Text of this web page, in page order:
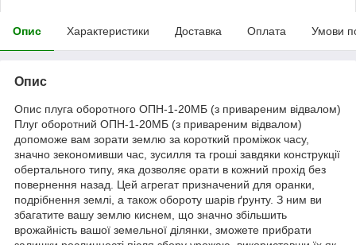
Опис Характеристики Доставка Оплата Умови
Опис
Опис плуга оборотного ОПН-1-20МБ (з привареним відвалом)
Плуг оборотний ОПН-1-20МБ (з привареним відвалом)
допоможе вам зорати землю за короткий проміжок часу,
значно зекономивши час, зусилля та гроші завдяки конструкції
обертального типу, яка дозволяє орати в кожний прохід без
повернення назад. Цей агрегат призначений для оранки,
подрібнення землі, а також обороту шарів ґрунту. З ним ви
збагатите вашу землю киснем, що значно збільшить
врожайність вашої земельної ділянки, зможете прибрати